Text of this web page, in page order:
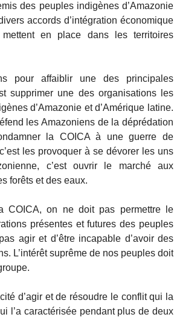
des peuples indigènes d’Amazonie
accords d’intégration économique
en place dans les territoires
pour affaiblir une des principales
supprimer une des organisations les
d’Amazonie et d’Amérique latine.
les Amazoniens de la déprédation
la COICA à une guerre de
les provoquer à se dévorer les uns
c’est ouvrir le marché aux
forêts et des eaux.
COICA, on ne doit pas permettre le
présentes et futures des peuples
agir et d’être incapable d’avoir des
L’intérêt suprême de nos peuples doit
d’agir et de résoudre le conflit qui la
l’a caractérisée pendant plus de deux